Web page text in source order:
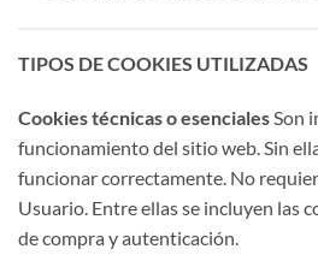
TIPOS DE COOKIES UTILIZADAS
Cookies técnicas o esencialesSon
funcionamiento del sitio web. Sin
funcionar correctamente. No
Usuario. Entre ellas se incluyen las
de compra y autenticación.